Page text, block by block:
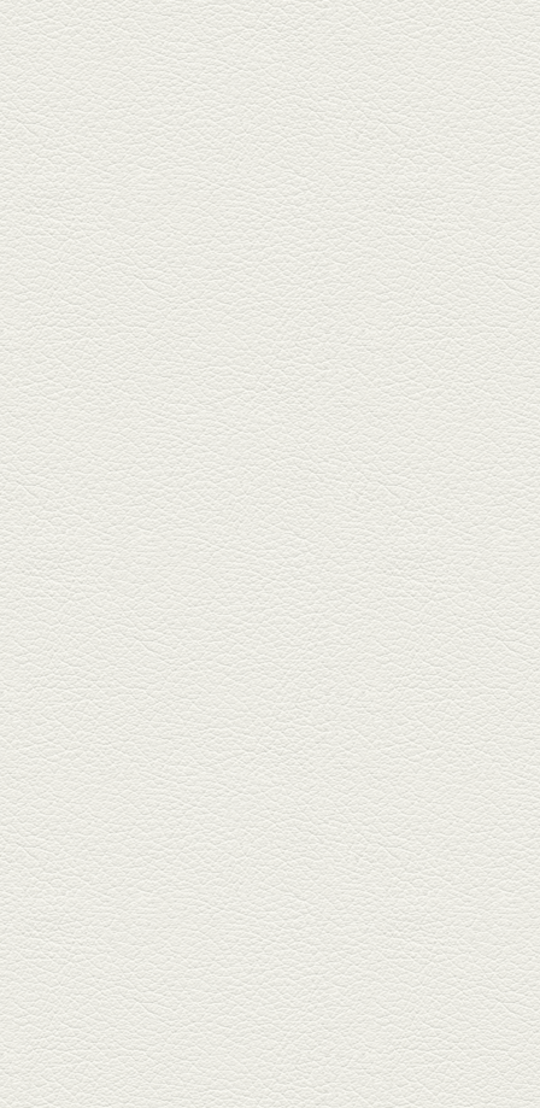
豆腐
東区月出『中華酒場アガレヤ』
は、スパイスが効いた一味違う
中華が...
2025年11月28日放送
ごま鯛＆牛すじ大根
名店揃いの並木坂ドルハウスビ
ルに今年生まれた新たな名店、
『家庭...
2025年11月7日放送
贅沢馬刺し盛合せ＆極上
馬肉しゃぶしゃぶ
籠町通り『熊本郷土料理 酒ト肴
もなか』で熊本県産の馬肉料理
を！...
2025年10月17日放送
ヒレ焼き＆牛ひれ肉汁カ
レー
武蔵小路で人気の『ヒレ肉じゅ
んちゃん』へ。『銀ハイ』で乾
杯！ブ...
2025年9月26日放送
フォンダンエッグ＆二郎
系にんにくパスタ
北区麻生田の人気店『多酒多菜
満月』へ。『しろ』水割で乾
杯！出...
2025年9月5日放送
あくまのポテサラ＆変わ
り天ぷら盛り合わせ
武蔵小路の「たぬきと銀杏」で
自慢の「変わり天ぷら」を
「KAORU」...
2025年8月15日放送
お刺身盛り合わせ＆干物
盛りの七輪焼き
酒場通りの「食楽みかげ」は、
オーナーこだわりの魚料理が味
わえ...
2025年7月25日放送
朝ごはんプレート＆かん